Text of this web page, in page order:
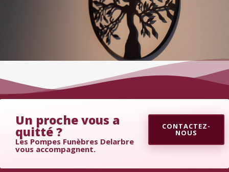
Un proche vous a
quitté ?
Les Pompes Funèbres Delarbre
vous accompagnent.
CONTACTEZ-
NOUS